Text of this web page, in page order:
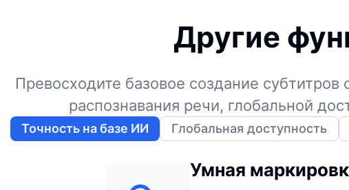
Другие
Превосходите базовое создание
распознавания речи, глобальной
Точность на базе ИИ Глобальная доступность
Умная